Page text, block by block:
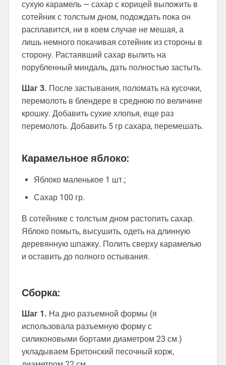
сухую карамель — сахар с корицей выложить в
сотейник с толстым дном, подождать пока он
расплавится, ни в коем случае не мешая, а
лишь немного покачивая сотейник из стороны в
сторону. Растаявший сахар вылить на
порубленный миндаль, дать полностью застыть.
Шаг 3. После застывания, поломать на кусочки,
перемолоть в блендере в среднюю по величине
крошку. Добавить сухие хлопья, еще раз
перемолоть. Добавить 5 гр сахара, перемешать.
Карамельное яблоко:
Яблоко маленькое 1 шт.;
Сахар 100 гр.
В сотейнике с толстым дном растопить сахар.
Яблоко помыть, высушить, одеть на длинную
деревянную шпажку. Полить сверху карамелью
и оставить до полного остывания.
Сборка:
Шаг 1. На дно разъемной формы (я
использовала разъемную форму с
силиконовыми бортами диаметром 23 см.)
укладываем Бретонский песочный корж,